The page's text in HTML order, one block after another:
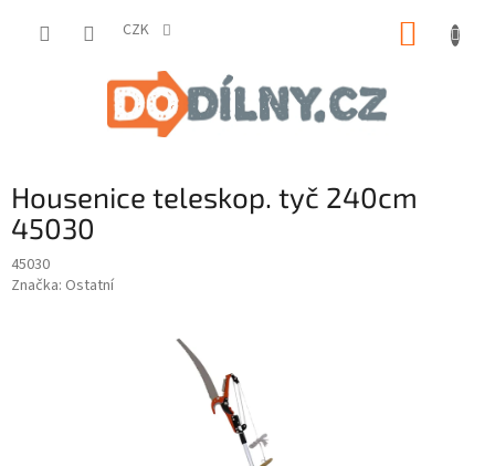
CZK
Housenice teleskop. tyč 240cm
45030
45030
Značka: Ostatní